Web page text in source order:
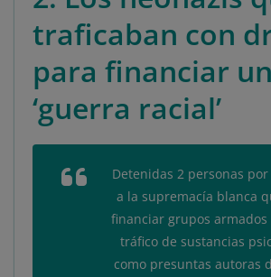
traficaban con
para financiar
‘guerra racial’
Detenidas 2 personas
a la supremacía blanca
financiar grupos armados
tráfico de sustancias
como presuntas autoras